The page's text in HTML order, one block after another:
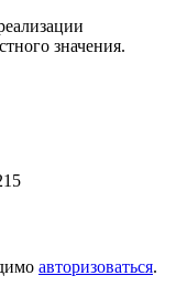
значения.
авторизоваться.